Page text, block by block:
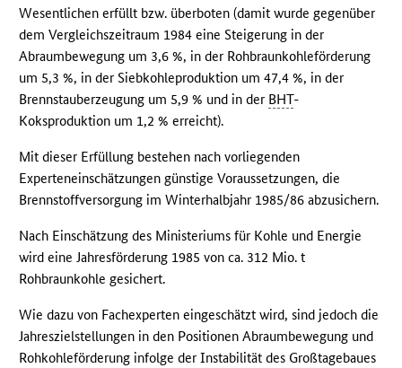
Wesentlichen erfüllt bzw. überboten (damit wurde gegenüber
dem Vergleichszeitraum 1984 eine Steigerung in der
Abraumbewegung um 3,6 %, in der Rohbraunkohleförderung
um 5,3 %, in der Siebkohleproduktion um 47,4 %, in der
Brennstauberzeugung um 5,9 % und in der BHT-
Koksproduktion um 1,2 % erreicht).
Mit dieser Erfüllung bestehen nach vorliegenden
Experteneinschätzungen günstige Voraussetzungen, die
Brennstoffversorgung im Winterhalbjahr 1985/86 abzusichern.
Nach Einschätzung des Ministeriums für Kohle und Energie
wird eine Jahresförderung 1985 von ca. 312 Mio. t
Rohbraunkohle gesichert.
Wie dazu von Fachexperten eingeschätzt wird, sind jedoch die
Jahreszielstellungen in den Positionen Abraumbewegung und
Rohkohleförderung infolge der Instabilität des Großtagebaues